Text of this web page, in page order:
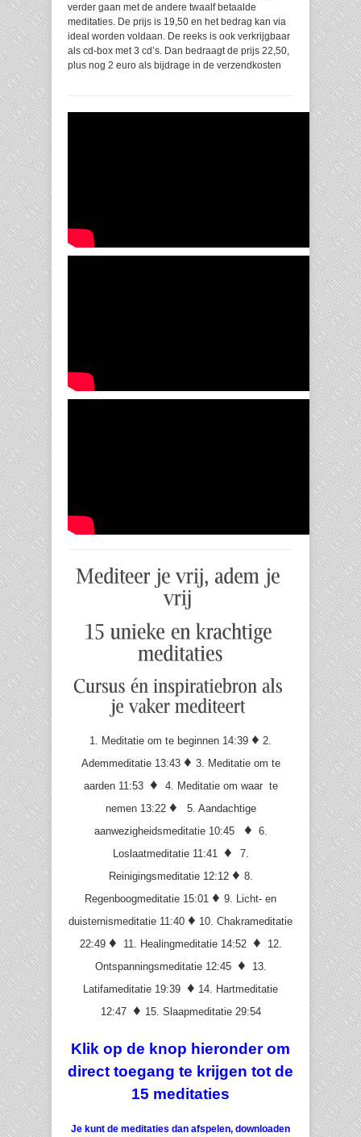
verder gaan met de andere twaalf betaalde
meditaties. De prijs is 19,50 en het bedrag kan via
ideal worden voldaan. De reeks is ook verkrijgbaar
als cd-box met 3 cd’s. Dan bedraagt de prijs 22,50,
plus nog 2 euro als bijdrage in de verzendkosten
1. Meditatie om te beginnen 14:39 ♦ 2.
Ademmeditatie 13:43 ♦ 3. Meditatie om te
aarden 11:53 ♦ 4. Meditatie om waar te
nemen 13:22 ♦ 5. Aandachtige
aanwezigheidsmeditatie 10:45 ♦ 6.
Loslaatmeditatie 11:41 ♦
7.
Reinigingsmeditatie 12:12 ♦ 8.
Regenboogmeditatie 15:01 ♦ 9. Licht- en
duisternismeditatie 11:40 ♦ 10. Chakrameditatie
22:49 ♦ 11. Healingmeditatie 14:52 ♦
12.
Ontspanningsmeditatie 12:45 ♦
13.
Latifameditatie 19:39 ♦ 14. Hartmeditatie
12:47 ♦ 15. Slaapmeditatie 29:54
Klik op de knop hieronder om
direct toegang te krijgen tot de
15 meditaties
Je kunt de meditaties dan afspelen, downloaden